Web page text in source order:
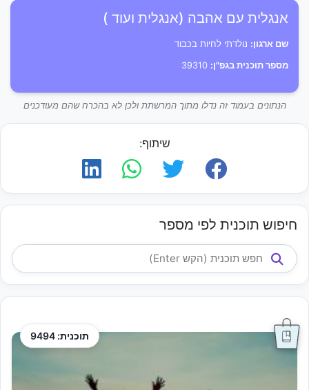
אנגלית עם אהבה (אנגלית ועוד )
שם ארגון: נולדתי לחיות בכבוד
מספר תוכנית בגפ"ן:
הנתונים בעמוד זה נדלו מתוך המרשתת ולכן לא בהכרח שהם מעודכנים
שיתוף:
חיפוש תוכנית לפי מספר
תוכנית: 9494